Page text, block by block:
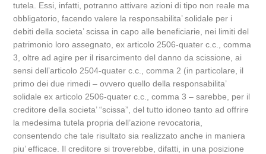
tutela. Essi, infatti, potranno attivare azioni di tipo non reale ma
obbligatorio, facendo valere la responsabilita’ solidale per i
debiti della societa’ scissa in capo alle beneficiarie, nei limiti del
patrimonio loro assegnato, ex articolo 2506-quater c.c., comma
3, oltre ad agire per il risarcimento del danno da scissione, ai
sensi dell’articolo 2504-quater c.c., comma 2 (in particolare, il
primo dei due rimedi – ovvero quello della responsabilita’
solidale ex articolo 2506-quater c.c., comma 3 – sarebbe, per il
creditore della societa’ “scissa”, del tutto idoneo tanto ad offrire
la medesima tutela propria dell’azione revocatoria,
consentendo che tale risultato sia realizzato anche in maniera
piu’ efficace. Il creditore si troverebbe, difatti, in una posizione